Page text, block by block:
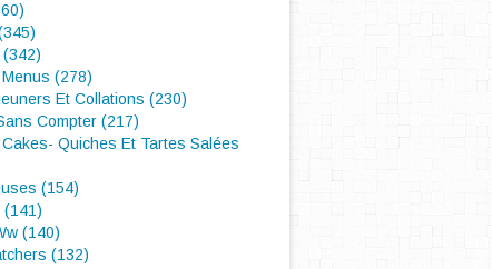
(278)
Et Collations (230)
Compter (217)
Quiches Et Tartes Salées
(154)
(141)
(140)
(132)